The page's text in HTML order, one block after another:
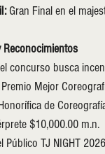
Gran Final en el
Reconocimientos
concurso busca
Mejor
de
$10,000.00 m.n.
Público TJ NIGHT